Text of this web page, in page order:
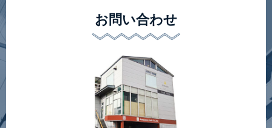
お問い合わせ